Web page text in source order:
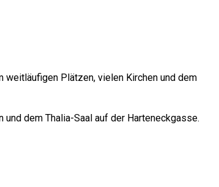
Plätzen, vielen Kirchen und dem
dem Thalia-Saal auf der Harteneckgasse.